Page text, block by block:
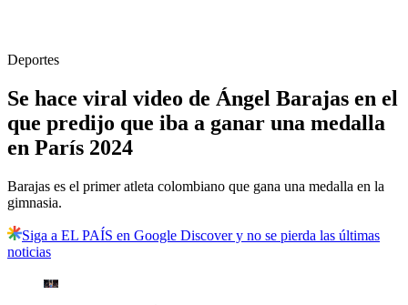
Deportes
Se hace viral video de Ángel Barajas en el
que predijo que iba a ganar una medalla
en París 2024
Barajas es el primer atleta colombiano que gana una medalla en la
gimnasia.
Siga a EL PAÍS en Google Discover y no se pierda las últimas
noticias